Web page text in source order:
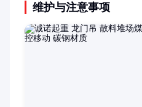
维护与注意事项